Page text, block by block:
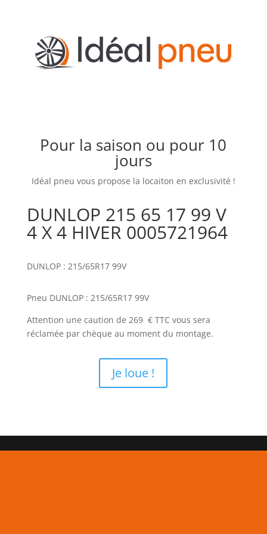
Pour la saison ou pour 10
jours
Idéal pneu vous propose la locaiton en exclusivité !
DUNLOP 215 65 17 99 V
4 X 4 HIVER 0005721964
DUNLOP : 215/65R17 99V
Pneu DUNLOP : 215/65R17 99V
Attention une caution de 269 € TTC vous sera
réclamée par chèque au moment du montage.
Je loue !